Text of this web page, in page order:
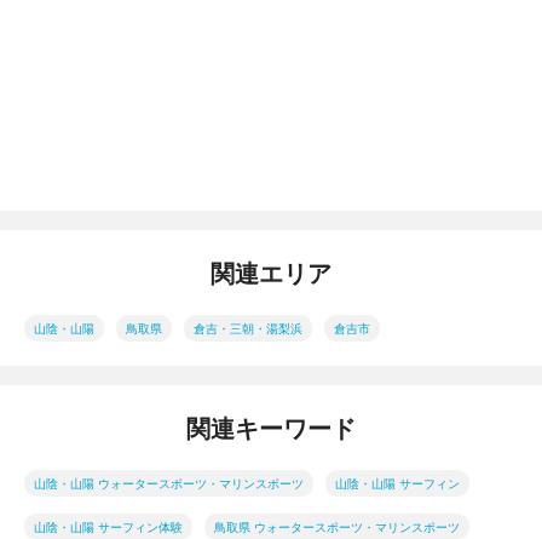
関連エリア
山陰・山陽 鳥取県 倉吉・三朝・湯梨浜 倉吉市
関連キーワード
山陰・山陽 ウォータースポーツ・マリンスポーツ 山陰・山陽 サーフィン
山陰・山陽 サーフィン体験 鳥取県 ウォータースポーツ・マリンスポーツ